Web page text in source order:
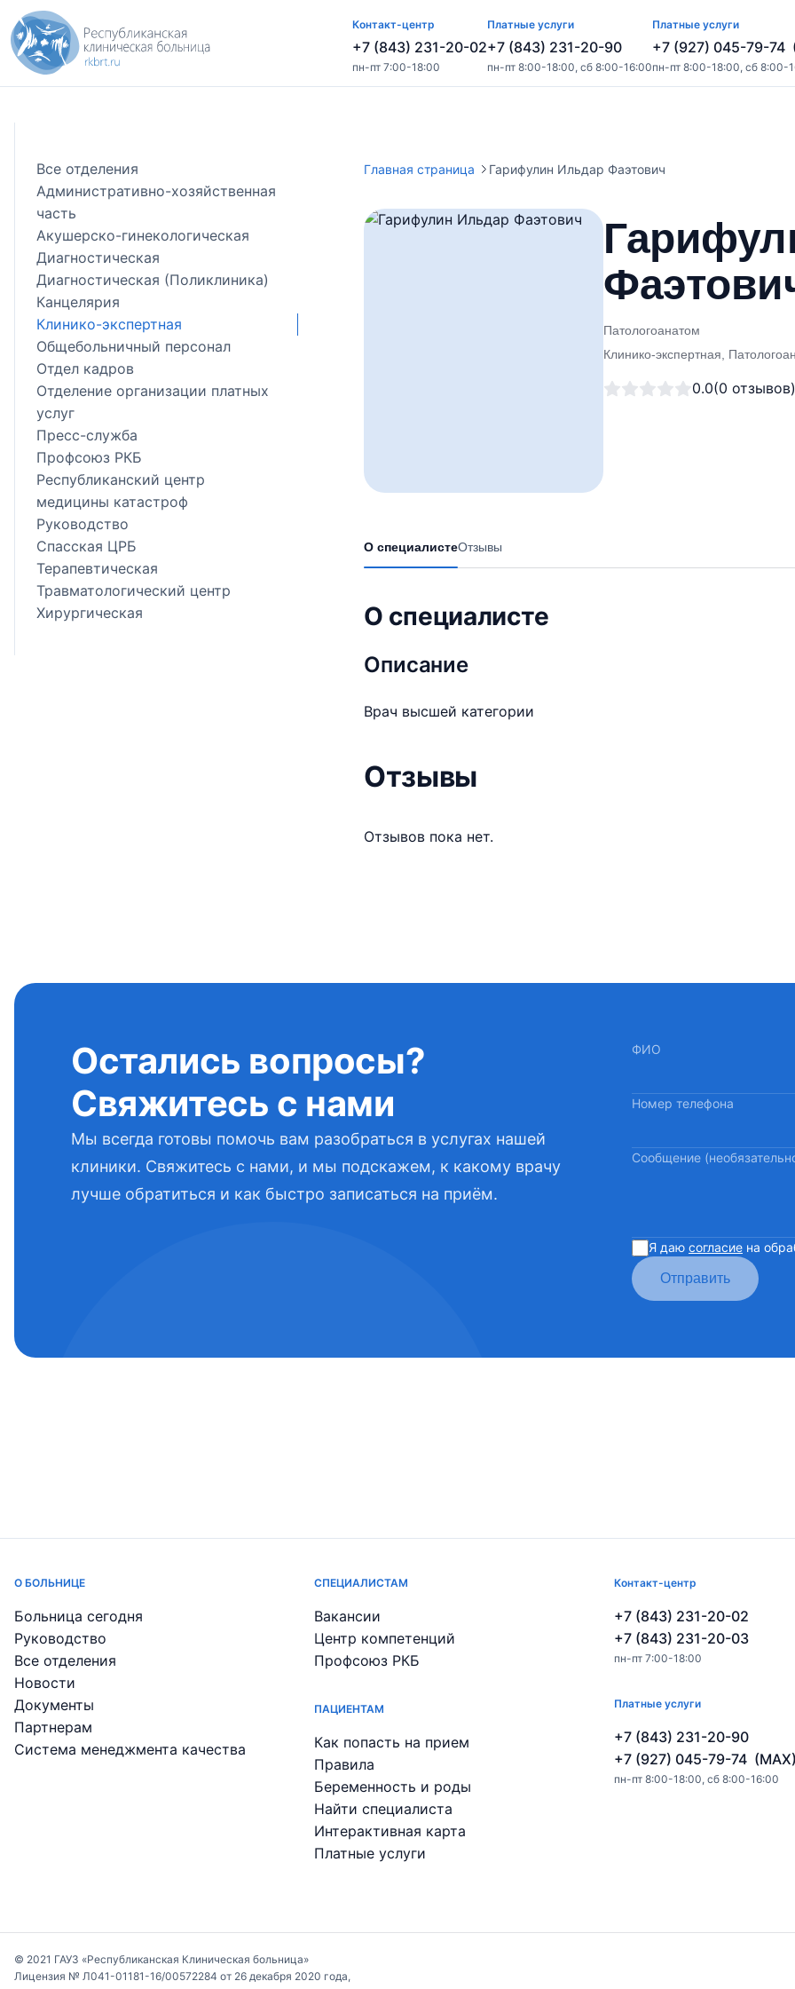
Контакт-центр
+7 (843) 231-20-02
пн-пт 7:00-18:00
Платные услуги
+7 (843) 231-20-90
пн-пт 8:00-18:00, сб 8:00-16:00
Платные услуги
+7 (927) 045-79-74
пн-пт 8:00-18:00, сб 8:00-
Все отделения
Административно-хозяйственная
часть
Акушерско-гинекологическая
Диагностическая
Диагностическая (Поликлиника)
Канцелярия
Клинико-экспертная
Общебольничный персонал
Отдел кадров
Отделение организации платных
услуг
Пресс-служба
Профсоюз РКБ
Республиканский центр
медицины катастроф
Руководство
Спасская ЦРБ
Терапевтическая
Травматологический центр
Хирургическая
Главная страница Гарифулин Ильдар Фаэтович
Патологоанатом
Клинико-экспертная,
0.0(0 отзывов)
О специалистеОтзывы
О специалисте
Описание
Врач высшей категории
Отзывы
Отзывов пока нет.
Остались вопросы?
Свяжитесь с нами
Мы всегда готовы помочь вам разобраться в услугах нашей
клиники. Свяжитесь с нами, и мы подскажем, к какому врачу
лучше обратиться и как быстро записаться на приём.
ФИО
Номер телефона
Сообщение
Я даю согласие на
Отправить
О БОЛЬНИЦЕ
Больница сегодня
Руководство
Все отделения
Новости
Документы
Партнерам
Система менеджмента качества
СПЕЦИАЛИСТАМ
Вакансии
Центр компетенций
Профсоюз РКБ
ПАЦИЕНТАМ
Как попасть на прием
Правила
Беременность и роды
Найти специалиста
Интерактивная карта
Платные услуги
Контакт-центр
+7 (843) 231-20-02
+7 (843) 231-20-03
пн-пт 7:00-18:00
Платные услуги
+7 (843) 231-20-90
+7 (927) 045-79-74
пн-пт 8:00-18:00, сб 8:00-16:00
© 2021 ГАУЗ «Республиканская Клиническая больница»
Лицензия № Л041-01181-16/00572284 от 26 декабря 2020 года,